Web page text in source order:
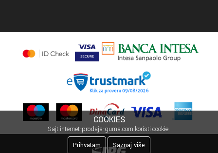
COOKIES
Sajt internet-prodaja-guma.com koristi cookie.
Prihvatam
Saznaj više